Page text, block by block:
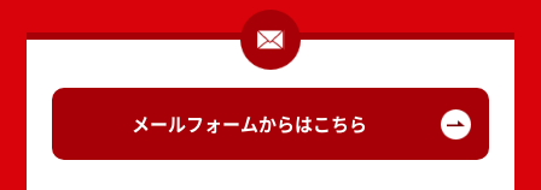
メールフォームからはこちら